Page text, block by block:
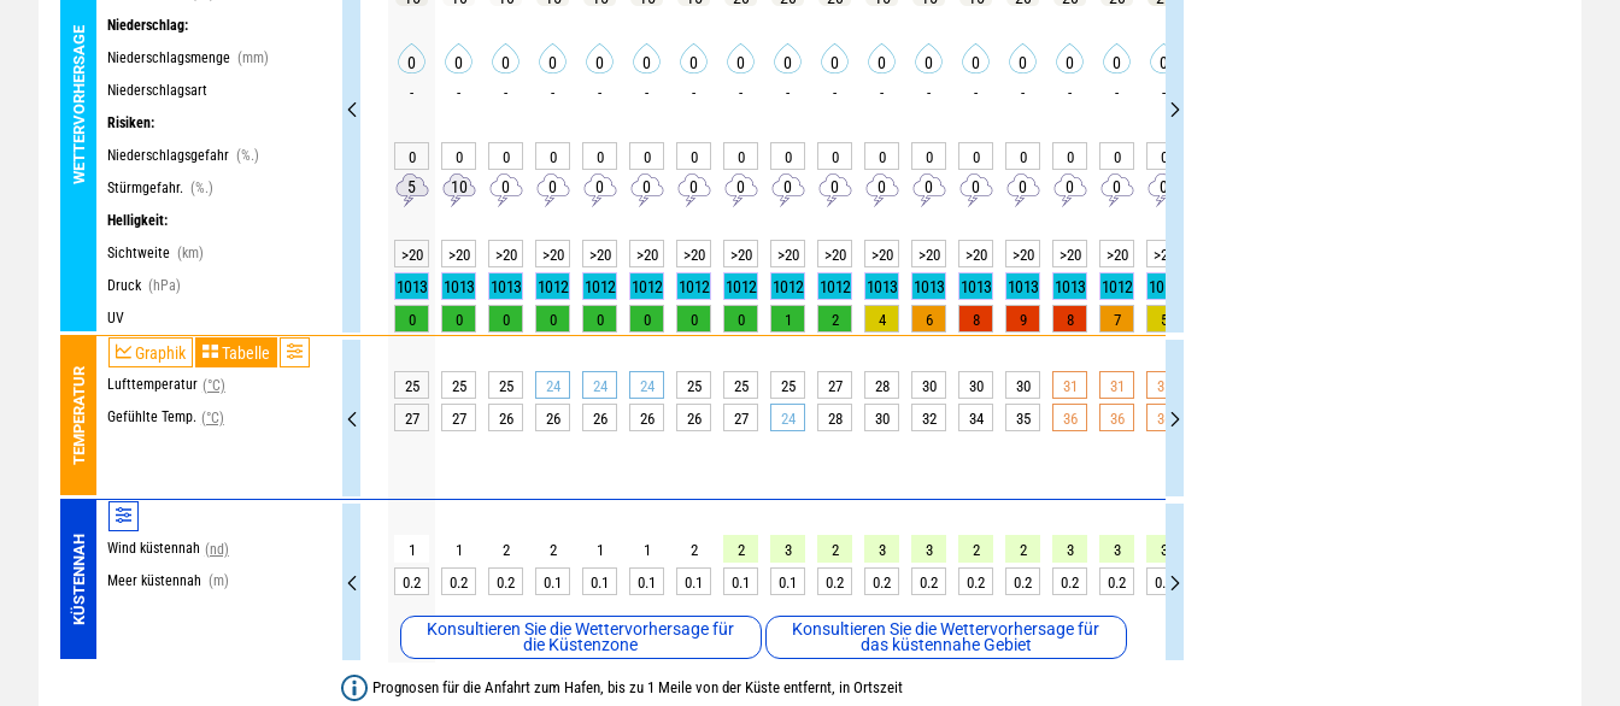
WETTERVORHERSAGE
Niederschlag:
Niederschlagsmenge (mm)
Niederschlagsart
Risiken:
Niederschlagsgefahr (%.)
Stürmgefahr. (%.)
Helligkeit:
Sichtweite (km)
Druck (hPa)
UV
TEMPERATUR
Graphik Tabelle
Lufttemperatur (°C)
Gefühlte Temp. (°C)
KÜSTENNAH Wind küstennah (nd)
Meer küstennah (m)
Konsultieren Sie die Wettervorhersage für
die Küstenzone
Konsultieren Sie die Wettervorhersage für
das küstennahe Gebiet
0 0 0 0 0 0 0 0 0 0 0 0 0 0 0 0 0
- - - - - - - - - - - - - - - - -
0 0 0 0 0 0 0 0 0 0 0 0 0 0 0 0 0
5 10 0 0 0 0 0 0 0 0 0 0 0 0 0 0 0
>20 >20 >20 >20 >20 >20 >20 >20 >20 >20 >20 >20 >20 >20 >20 >20 >20
1013 1013 1013 1012 1012 1012 1012 1012 1012 1012 1013 1013 1013 1013 1013 1012 1012
0 0 0 0 0 0 0 0 1 2 4 6 8 9 8 7 5
25 25 25 24 24 24 25 25 25 27 28 30 30 30 31 31 31
27
27 26 26 26 26 26 27 24 28 30 32 34 35 36 36 36
1 1 2 2 1 1 2 2 3 2 3 3 2 2 3 3 3
0.2
0.2 0.2 0.1 0.1 0.1 0.1 0.1 0.1 0.2 0.2 0.2 0.2 0.2 0.2 0.2 0.2
Prognosen für die Anfahrt zum Hafen, bis zu 1 Meile von der Küste entfernt, in Ortszeit